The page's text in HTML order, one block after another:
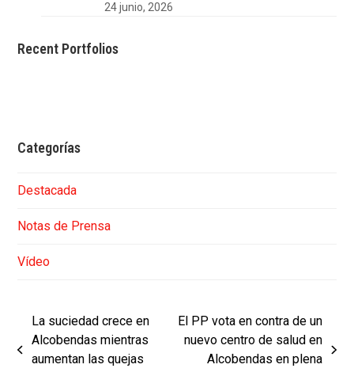
24 junio, 2026
Recent Portfolios
Categorías
Destacada
Notas de Prensa
Vídeo
previous
La suciedad crece en
Alcobendas mientras
aumentan las quejas
El PP vota en contra de un
nuevo centro de salud en
Alcobendas en plena